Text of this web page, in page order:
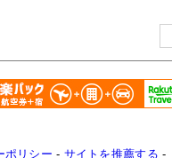
ポリシー - サイトを推薦する -